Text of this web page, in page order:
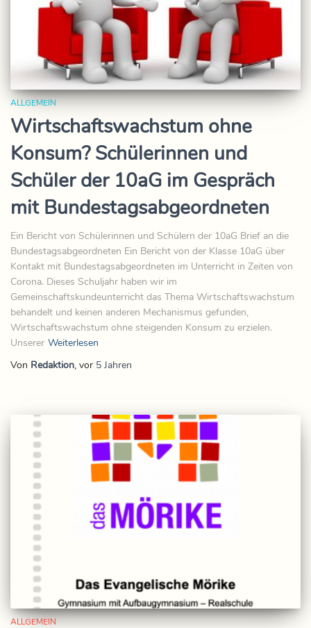
ALLGEMEIN
Wirtschaftswachstum ohne
Konsum? Schülerinnen und
Schüler der 10aG im Gespräch
mit Bundestagsabgeordneten
Ein Bericht von Schülerinnen und Schülern der 10aG Brief an die
Bundestagsabgeordneten Ein Bericht von der Klasse 10aG über
Kontakt mit Bundestagsabgeordneten im Unterricht in Zeiten von
Corona. Dieses Schuljahr haben wir im
Gemeinschaftskundeunterricht das Thema Wirtschaftswachstum
behandelt und keinen anderen Mechanismus gefunden,
Wirtschaftswachstum ohne steigenden Konsum zu erzielen.
Unserer Weiterlesen
Von Redaktion, vor 5 Jahren
ALLGEMEIN